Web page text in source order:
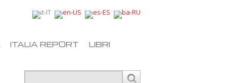
ITALIA REPORT LIBRI